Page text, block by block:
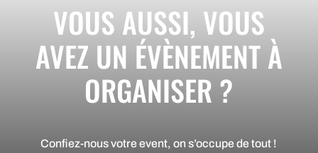
VOUS AUSSI, VOUS
AVEZ UN ÉVÈNEMENT À
ORGANISER ?
Confiez-nous votre event, on s’occupe de tout !